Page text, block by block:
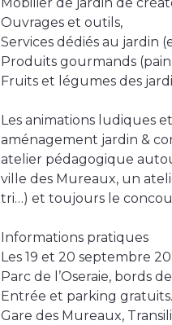
Ouvrages et outils,
Services dédiés au jardin
Produits gourmands (pain
Fruits et légumes des
Les animations ludiques
aménagement jardin &
atelier pédagogique
ville des Mureaux, un
tri…) et toujours le
Informations pratiques
Les 19 et 20 septembre
Parc de l’Oseraie, bords
Entrée et parking gratuits.
Gare des Mureaux,